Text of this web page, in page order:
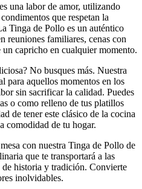
una labor de amor, utilizando
que respetan la
Tinga de Pollo es un auténtico
reuniones familiares, cenas con
capricho en cualquier momento.
No busques más. Nuestra
para aquellos momentos en los
sin sacrificar la calidad. Puedes
o como relleno de tus platillos
de tener este clásico de la cocina
comodidad de tu hogar.
con nuestra Tinga de Pollo de
que te transportará a las
historia y tradición. Convierte
inolvidables.